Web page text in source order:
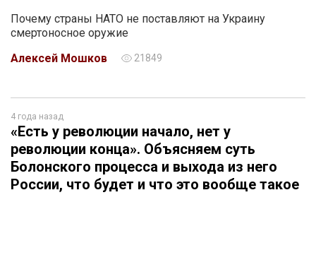
Почему страны НАТО не поставляют на Украину
смертоносное оружие
Алексей Мошков
21849
4 года назад
«Есть у революции начало, нет у
революции конца». Объясняем суть
Болонского процесса и выхода из него
России, что будет и что это вообще такое